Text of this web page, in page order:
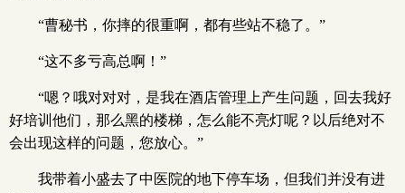
“曹秘书，你摔的很重啊，都有些站不稳了。”
“这不多亏高总啊！”
“嗯？哦对对对，是我在酒店管理上产生问题，回去我好
好培训他们，那么黑的楼梯，怎么能不亮灯呢？以后绝对不
会出现这样的问题，您放心。”
我带着小盛去了中医院的地下停车场，但我们并没有进